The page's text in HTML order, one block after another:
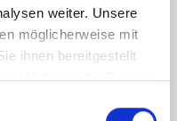
weiter. Unsere
möglicherweise mit
ihnen bereitgestellt
Nutzung der Dienste